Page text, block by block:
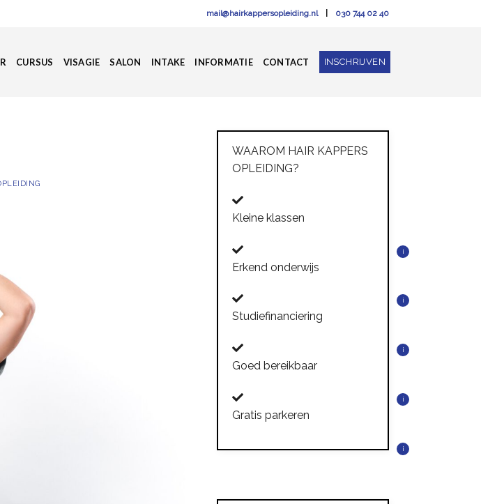
mail@hairkappersopleiding.nl 030 744 02 40
CURSUS VISAGIE SALON INTAKE INFORMATIE CONTACT INSCHRIJVEN
WAAROM HAIR KAPPERS
OPLEIDING?
Kleine klassen
i
Erkend onderwijs
i
Studiefinanciering
i
Goed bereikbaar
i
Gratis parkeren
i